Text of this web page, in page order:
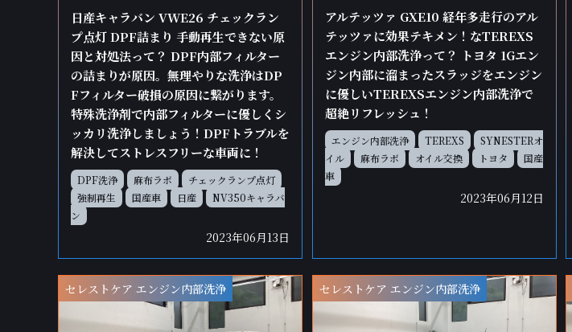
日産キャラバン VWE26 チェックラン
プ点灯 DPF詰まり 手動再生できない原
因と対処法って？ DPF内部フィルター
の詰まりが原因。無理やりな洗浄はDP
Fフィルター破損の原因に繋がります。
特殊洗浄剤で内部フィルターに優しくシ
ッカリ洗浄しましょう！DPFトラブルを
解決してストレスフリーな車両に！
DPF洗浄 麻布ラボ
チェックランプ点灯
強制再生
国産車 日産
NV350キャラバ
ン
2023年06月13日
アルテッツァ GXE10 経年多走行のアル
テッツァに効果テキメン！なTEREXS
エンジン内部洗浄って？ トヨタ 1Gエン
ジン内部に溜まったスラッジをエンジン
に優しいTEREXSエンジン内部洗浄で
超絶リフレッシュ！
エンジン内部洗浄 TEREXS
SYNESTERオ
イル
麻布ラボ オイル交換 トヨタ
国産
車
2023年06月12日
セレストケア エンジン内部洗浄 セレストケア エンジン内部洗浄